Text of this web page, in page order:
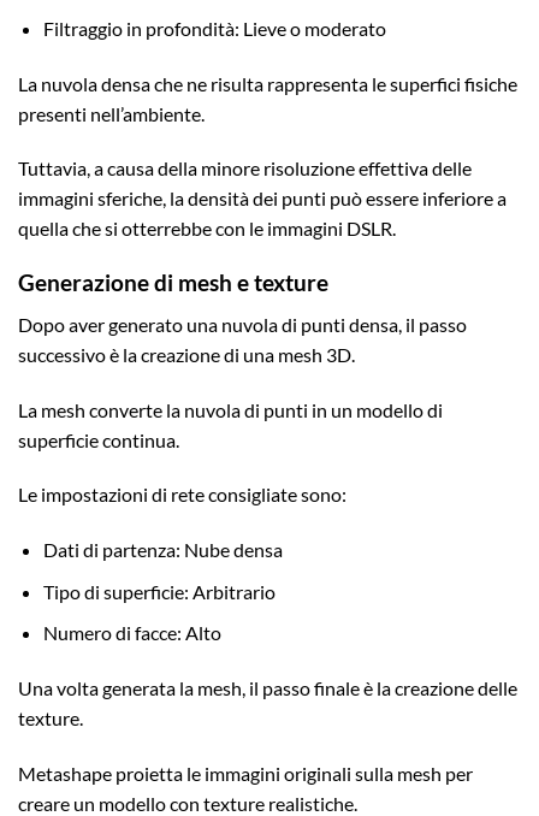
Filtraggio in profondità: Lieve o moderato
La nuvola densa che ne risulta rappresenta le superfici fisiche
presenti nell’ambiente.
Tuttavia, a causa della minore risoluzione effettiva delle
immagini sferiche, la densità dei punti può essere inferiore a
quella che si otterrebbe con le immagini DSLR.
Generazione di mesh e texture
Dopo aver generato una nuvola di punti densa, il passo
successivo è la creazione di una mesh 3D.
La mesh converte la nuvola di punti in un modello di
superficie continua.
Le impostazioni di rete consigliate sono:
Dati di partenza: Nube densa
Tipo di superficie: Arbitrario
Numero di facce: Alto
Una volta generata la mesh, il passo finale è la creazione delle
texture.
Metashape proietta le immagini originali sulla mesh per
creare un modello con texture realistiche.